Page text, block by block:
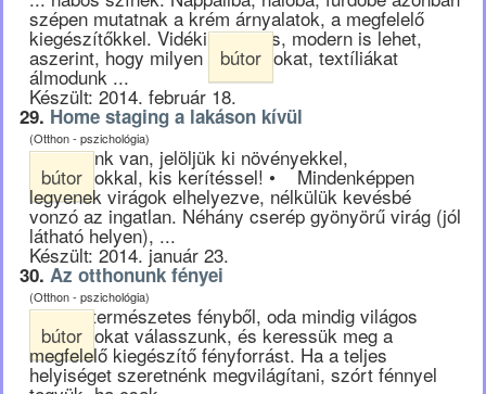
szépen mutatnak a krém árnyalatok, a megfelelő
kiegészítőkkel. Vidéki, elegáns, modern is lehet,
aszerint, hogy milyen bútor okat, textíliákat
álmodunk ...
Készült: 2014. február 18.
29. Home staging a lakáson kívül
(Otthon - pszichológia)
... dolgunk van, jelöljük ki növényekkel,
bútor okkal, kis kerítéssel! • Mindenképpen
legyenek virágok elhelyezve, nélkülük kevésbé
vonzó az ingatlan. Néhány cserép gyönyörű virág (jól
látható helyen), ...
Készült: 2014. január 23.
30. Az otthonunk fényei
(Otthon - pszichológia)
... jut a természetes fényből, oda mindig világos
bútor okat válasszunk, és keressük meg a
megfelelő kiegészítő fényforrást. Ha a teljes
helyiséget szeretnénk megvilágítani, szórt fénnyel